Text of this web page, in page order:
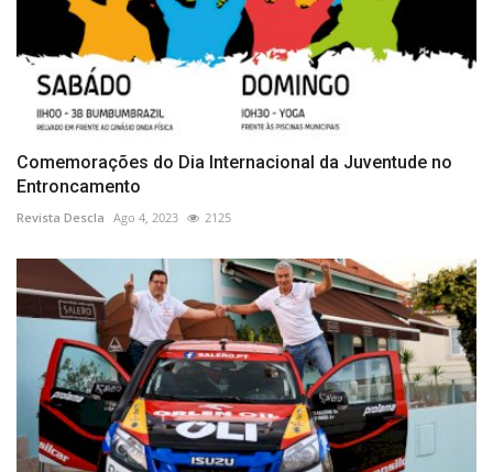
Comemorações do Dia Internacional da Juventude no
Entroncamento
Revista Descla Ago 4, 2023 2125